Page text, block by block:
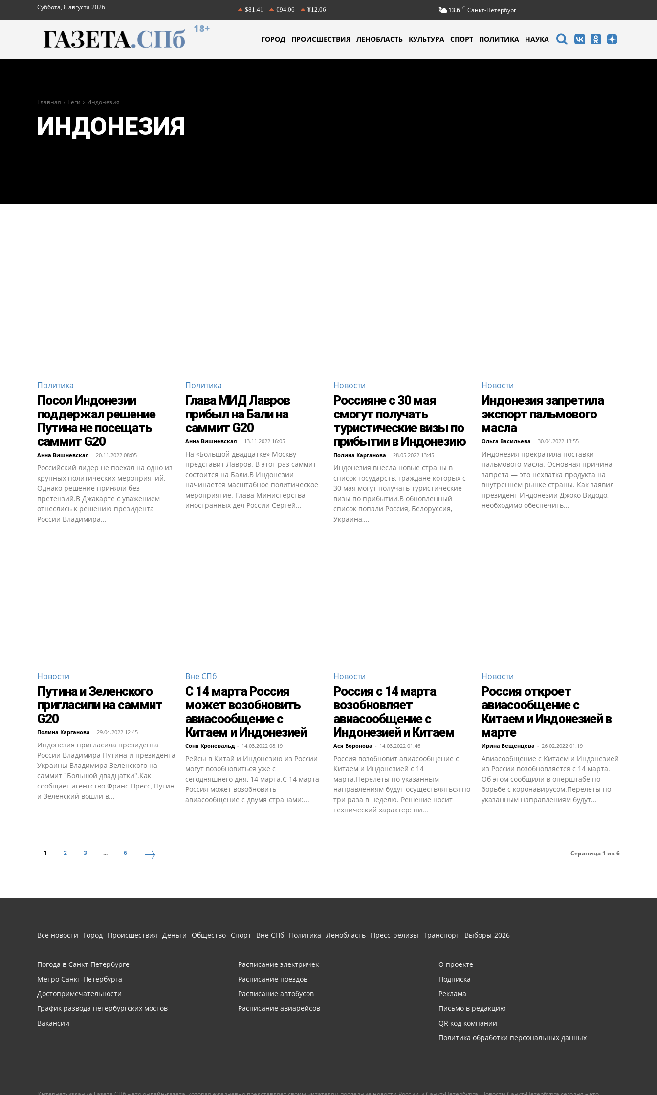
Суббота, 8 августа 2026 $81.41 €94.06 ¥12.06 13.6 C Санкт-Петербург
18+
ГОРОД ПРОИСШЕСТВИЯ ЛЕНОБЛАСТЬ КУЛЬТУРА СПОРТ ПОЛИТИКА НАУКА
Главная Теги Индонезия
ИНДОНЕЗИЯ
Политика
Посол Индонезии
поддержал решение
Путина не посещать
саммит G20
Анна Вишневская - 20.11.2022 08:05
Российский лидер не поехал на одно из
крупных политических мероприятий.
Однако решение приняли без
претензий.В Джакарте с уважением
отнеслись к решению президента
России Владимира...
Политика
Глава МИД Лавров
прибыл на Бали на
саммит G20
Анна Вишневская - 13.11.2022 16:05
На «Большой двадцатке» Москву
представит Лавров. В этот раз саммит
состоится на Бали.В Индонезии
начинается масштабное политическое
мероприятие. Глава Министерства
иностранных дел России Сергей...
Новости
Россияне с 30 мая
смогут получать
туристические визы по
прибытии в Индонезию
Полина Карганова - 28.05.2022 13:45
Индонезия внесла новые страны в
список государств, граждане которых с
30 мая могут получать туристические
визы по прибытии.В обновленный
список попали Россия, Белоруссия,
Украина,...
Новости
Индонезия запретила
экспорт пальмового
масла
Ольга Васильева - 30.04.2022 13:55
Индонезия прекратила поставки
пальмового масла. Основная причина
запрета — это нехватка продукта на
внутреннем рынке страны. Как заявил
президент Индонезии Джоко Видодо,
необходимо обеспечить...
Новости
Путина и Зеленского
пригласили на саммит
G20
Полина Карганова - 29.04.2022 12:45
Индонезия пригласила президента
России Владимира Путина и президента
Украины Владимира Зеленского на
саммит "Большой двадцатки".Как
сообщает агентство Франс Пресс, Путин
и Зеленский вошли в...
Вне СПб
С 14 марта Россия
может возобновить
авиасообщение с
Китаем и Индонезией
Соня Кроневальд - 14.03.2022 08:19
Рейсы в Китай и Индонезию из России
могут возобновиться уже с
сегодняшнего дня, 14 марта.С 14 марта
Россия может возобновить
авиасообщение с двумя странами:...
Новости
Россия с 14 марта
возобновляет
авиасообщение с
Индонезией и Китаем
Ася Воронова - 14.03.2022 01:46
Россия возобновит авиасообщение с
Китаем и Индонезией с 14
марта.Перелеты по указанным
направлениям будут осуществляться по
три раза в неделю. Решение носит
технический характер: ни...
Новости
Россия откроет
авиасообщение с
Китаем и Индонезией в
марте
Ирина Бещенцева - 26.02.2022 01:19
Авиасообщение с Китаем и Индонезией
из России возобновляется с 14 марта.
Об этом сообщили в оперштабе по
борьбе с коронавирусом.Перелеты по
указанным направлениям будут...
1 2 3 ... 6 Страница 1 из 6
Все новости Город Происшествия Деньги Общество Спорт Вне СПб Политика Ленобласть Пресс-релизы Транспорт Выборы-2026
Погода в Санкт-Петербурге
Метро Санкт-Петербурга
Достопримечательности
График развода петербургских мостов
Вакансии
Расписание электричек
Расписание поездов
Расписание автобусов
Расписание авиарейсов
О проекте
Подписка
Реклама
Письмо в редакцию
QR код компании
Политика обработки персональных данных